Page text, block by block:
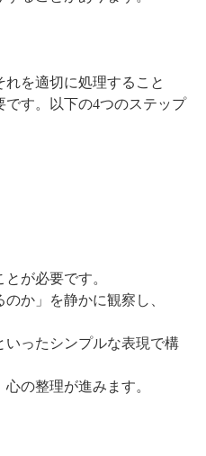
を適切に処理すること
す。以下の4つのステップ
が必要です。
か」を静かに観察し、
いったシンプルな表現で構
の整理が進みます。